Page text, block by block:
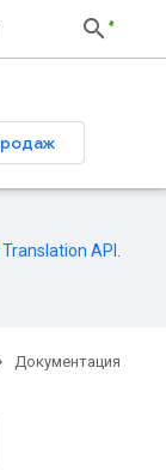
API
Документация